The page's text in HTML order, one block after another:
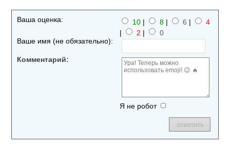
Ваша оценка: 10 | 8 | 6 |
4
|
2 |
0
Ваше имя (не обязательно):
Комментарий:
Я не робот